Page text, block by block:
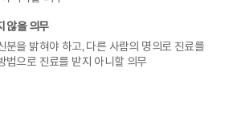
않을 의무
분을 밝혀야 하고, 다른 사람의 명의로 진료를
법으로 진료를 받지 아니할 의무